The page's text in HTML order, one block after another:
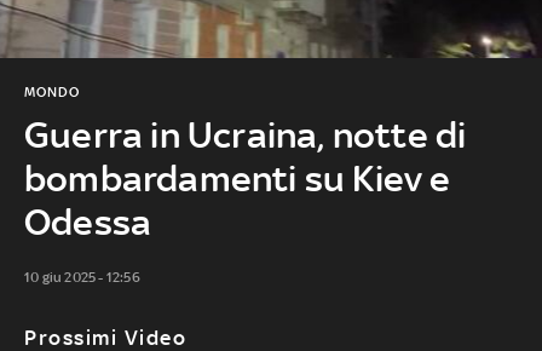
Guerra in Ucraina, notte di
bombardamenti su Kiev e
Odessa
MONDO
10 giu 2025 - 12:56
Prossimi Video